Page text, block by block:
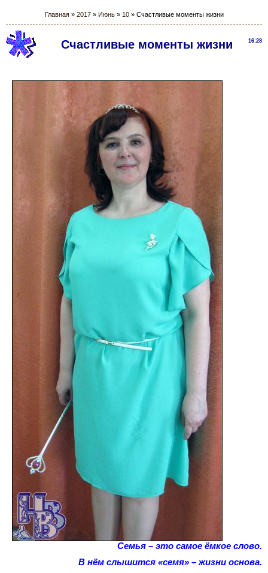
Главная» 2017 » Июнь » 10» Счастливые моменты жизни
16:28
Счастливые моменты жизни
Семья – это самое ёмкое слово.
В нём слышится «семя» – жизни основа.